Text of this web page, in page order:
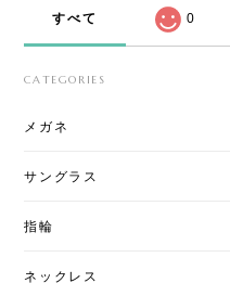
すべて 0
CATEGORIES
メガネ
サングラス
指輪
ネックレス